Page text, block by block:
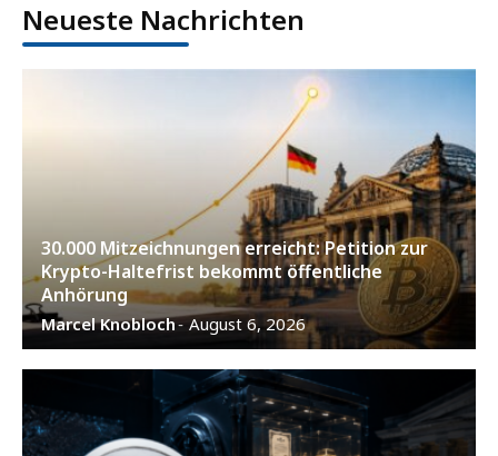
Neueste Nachrichten
30.000 Mitzeichnungen erreicht: Petition zur
Krypto-Haltefrist bekommt öffentliche
Anhörung
Marcel Knobloch- August 6, 2026